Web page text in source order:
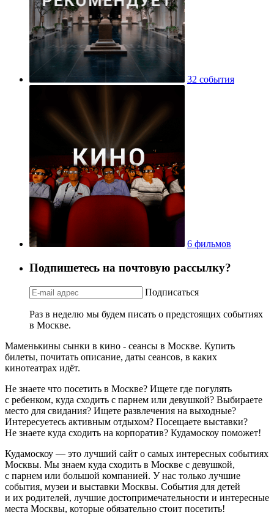
32 события
6 фильмов
Подпишетесь на почтовую рассылку?
Подписаться
Раз в неделю мы будем писать о предстоящих событиях
в Москве.
Маменькины сынки в кино - сеансы в Москве. Купить
билеты, почитать описание, даты сеансов, в каких
кинотеатрах идёт.
Не знаете что посетить в Москве? Ищете где погулять
с ребенком, куда сходить с парнем или девушкой? Выбираете
место для свидания? Ищете развлечения на выходные?
Интересуетесь активным отдыхом? Посещаете выставки?
Не знаете куда сходить на корпоратив? Кудамоскоу поможет!
Кудамоскоу — это лучший сайт о самых интересных событиях
Москвы. Мы знаем куда сходить в Москве с девушкой,
с парнем или большой компанией. У нас только лучшие
события, музеи и выставки Москвы. События для детей
и их родителей, лучшие достопримечательности и интересные
места Москвы, которые обязательно стоит посетить!